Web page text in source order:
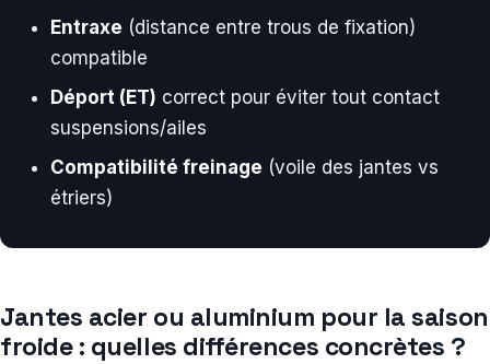
Entraxe (distance entre trous de fixation)
compatible
Déport (ET) correct pour éviter tout contact
suspensions/ailes
Compatibilité freinage (voile des jantes vs
étriers)
Jantes acier ou aluminium pour la saison
froide : quelles différences concrètes ?